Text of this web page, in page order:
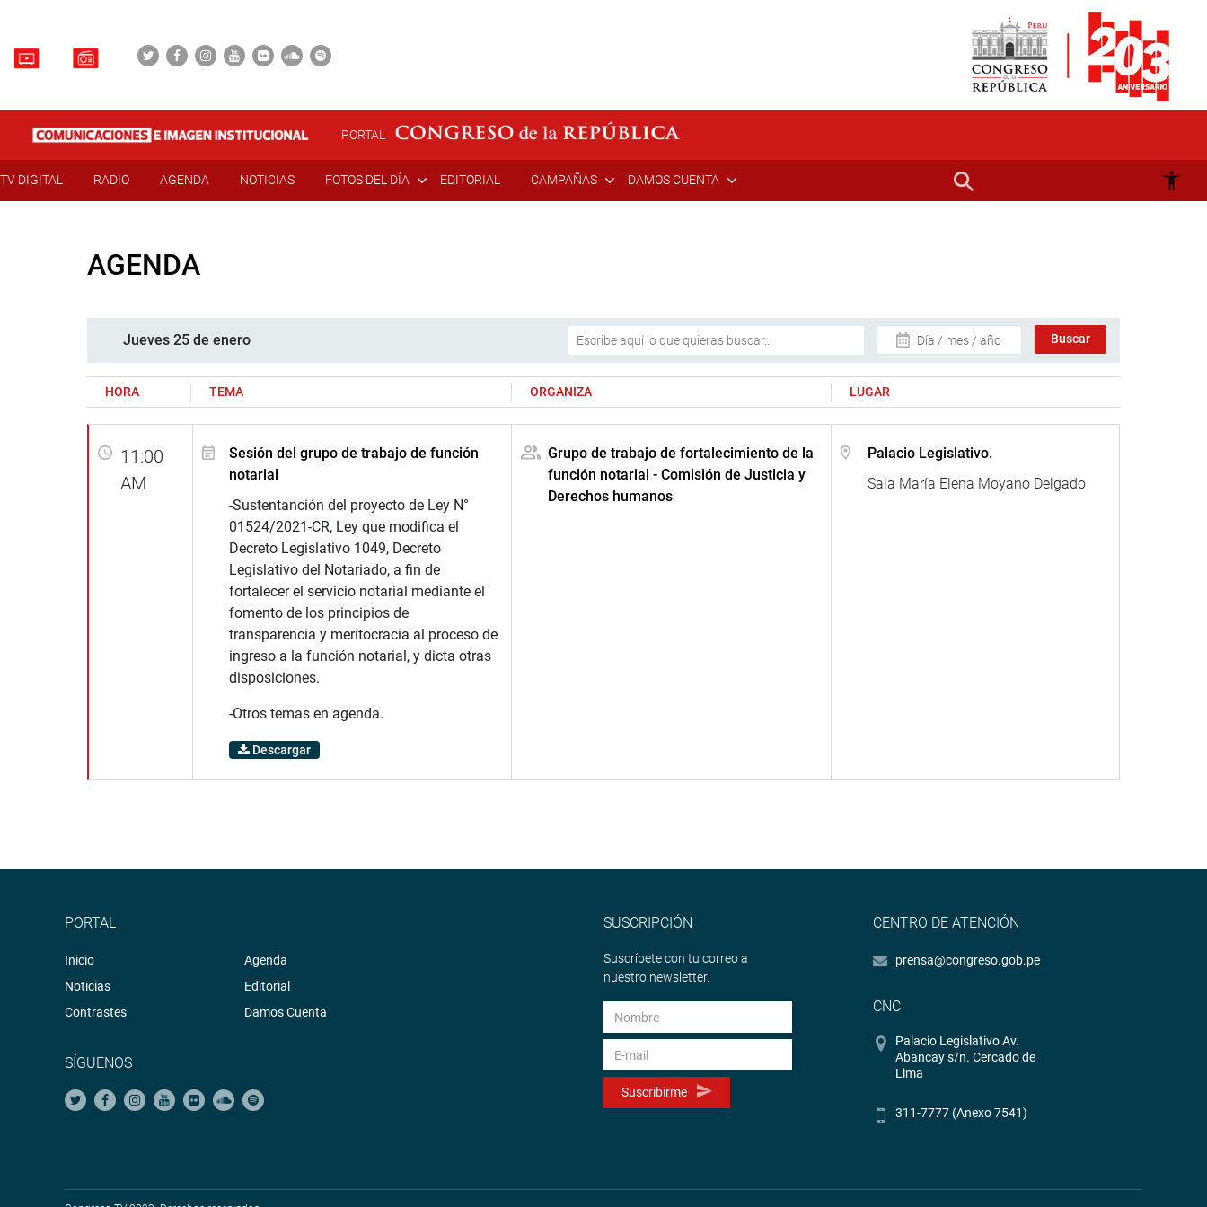
PORTAL
TV DIGITAL RADIO AGENDA NOTICIAS FOTOS DEL DÍA EDITORIAL CAMPAÑAS DAMOS CUENTA
AGENDA
Jueves 25 de enero Día / mes / año
HORA TEMA ORGANIZA LUGAR
11:00
AM
Sesión del grupo de trabajo de función
notarial
-Sustentanción del proyecto de Ley N°
01524/2021-CR, Ley que modifica el
Decreto Legislativo 1049, Decreto
Legislativo del Notariado, a fin de
fortalecer el servicio notarial mediante el
fomento de los principios de
transparencia y meritocracia al proceso de
ingreso a la función notarial, y dicta otras
disposiciones.
-Otros temas en agenda.
Descargar
Grupo de trabajo de fortalecimiento de la
función notarial - Comisión de Justicia y
Derechos humanos
Palacio Legislativo.
Sala María Elena Moyano Delgado
PORTAL
Inicio
Noticias
Contrastes
Agenda
Editorial
Damos Cuenta
SÍGUENOS
SUSCRIPCIÓN
Suscríbete con tu correo a
nuestro newsletter.
Suscribirme
CENTRO DE ATENCIÓN
prensa@congreso.gob.pe
CNC
Palacio Legislativo Av.
Abancay s/n. Cercado de
Lima
311-7777 (Anexo 7541)